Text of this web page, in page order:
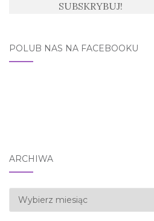
POLUB NAS NA FACEBOOKU
ARCHIWA
Archiwa